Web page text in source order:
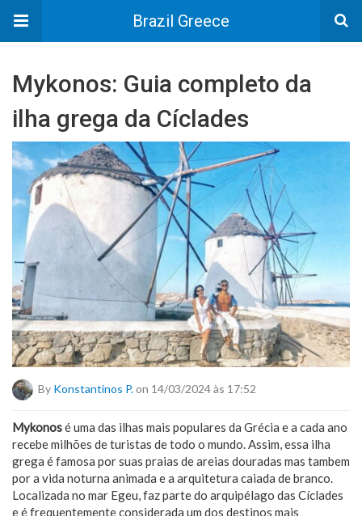
Brazil Greece
Mykonos: Guia completo da
ilha grega da Cíclades
By Konstantinos P. on 14/03/2024 às 17:52
Mykonosé uma das ilhas mais populares da Grécia e a cada ano
recebe milhões de turistas de todo o mundo. Assim, essa ilha
grega é famosa por suas praias de areias douradas mas tambem
por a vida noturna animada e a arquitetura caiada de branco.
Localizada no mar Egeu, faz parte do arquipélago das Cíclades
e é frequentemente considerada um dos destinos mais